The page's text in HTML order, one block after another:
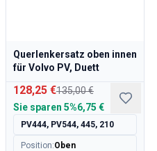
Querlenkersatz oben innen
für Volvo PV, Duett
128,25 €135,00 €
Sie sparen 5%6,75 €
PV444, PV544, 445, 210
Position:Oben